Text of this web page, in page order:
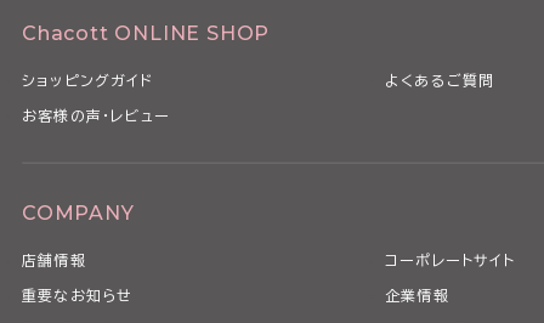
Chacott ONLINE SHOP
ショッピングガイド よくあるご質問
お客様の声・レビュー
COMPANY
店舗情報 コーポレートサイト
重要なお知らせ 企業情報